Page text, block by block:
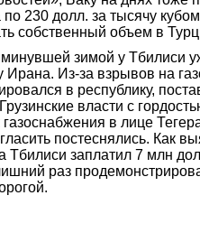
по 230 долл. за тысячу
собственный объем в
зимой у Тбилиси
Ирана. Из-за взрывов на
в республику,
власти с
в лице
постеснялись. Как
Тбилиси заплатил 7 млн
раз